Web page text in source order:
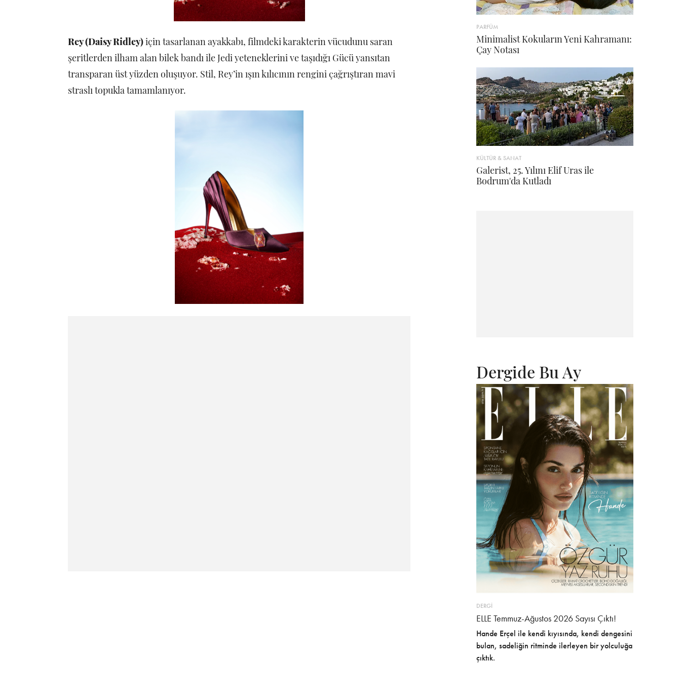
Rey (Daisy Ridley)için tasarlanan ayakkabı, filmdeki karakterin vücudunu saran
şeritlerden ilham alan bilek bandı ile Jedi yeteneklerini ve taşıdığı Gücü yansıtan
transparan üst yüzden oluşuyor. Stil, Rey’in ışın kılıcının rengini çağrıştıran mavi
straslı topukla tamamlanıyor.
PARFÜM
Minimalist Kokuların Yeni Kahramanı:
Çay Notası
KÜLTÜR & SANAT
Galerist, 25. Yılını Elif Uras ile
Bodrum'da Kutladı
Dergide Bu Ay
DERGİ
ELLE Temmuz-Ağustos 2026 Sayısı Çıktı!
Hande Erçel ile kendi kıyısında, kendi dengesini
bulan, sadeliğin ritminde ilerleyen bir yolculuğa
çıktık.